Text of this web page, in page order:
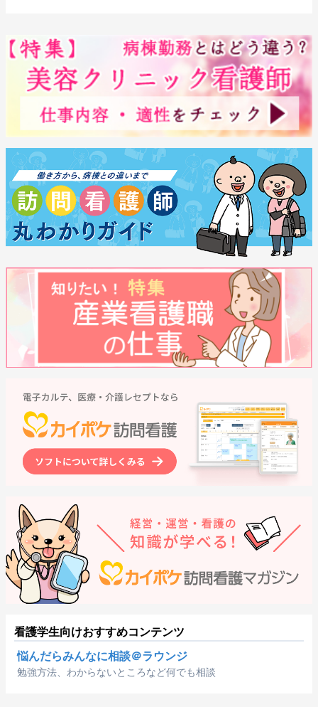
看護学生向けおすすめコンテンツ
悩んだらみんなに相談＠ラウンジ
勉強方法、わからないところなど何でも相談